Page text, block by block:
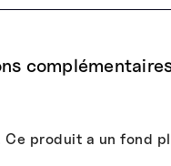
produit a un fond